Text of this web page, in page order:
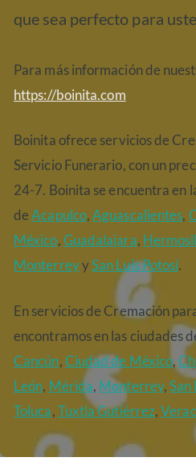
que sea perfecto para
Para más información de
https://boinita.com
Boinita ofrece servicios de
Servicio Funerario, con un
24-7. Boinita se encuentra en
deAcapulco,Aguascalientes,
México,Guadalajara,
MonterreyySan Luis Potosí.
En servicios de Cremación
encontramos en las ciudades
Cancún,Ciudad de México,
León, Mérida, Monterrey,San
Toluca,Tuxtla Gutiérrez,